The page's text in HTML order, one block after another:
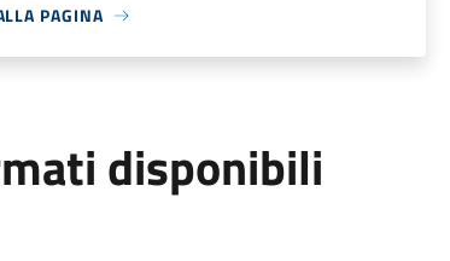
PAGINA
disponibili